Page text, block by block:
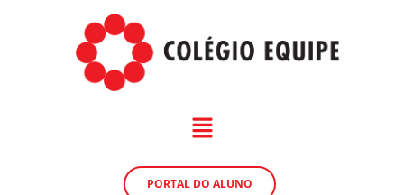
PORTAL DO ALUNO